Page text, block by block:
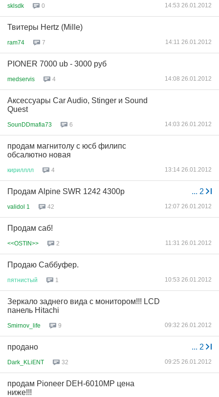
sklsdk 0 14:53 26.01.2012
Твитеры Hertz (Mille)
ram74 7 14:11 26.01.2012
PIONER 7000 ub - 3000 руб
medservis 4 14:08 26.01.2012
Аксессуары Car Audio, Stinger и Sound
Quest
SounDDmafia73 6 14:03 26.01.2012
продам магнитолу с юсб филипс
обсалютно новая
кирилллл 4 13:14 26.01.2012
... 2
Продам Alpine SWR 1242 4300р
validol 1 42 12:07 26.01.2012
Продам саб!
<<OSTIN>> 2 11:31 26.01.2012
Продаю Саббуфер.
пятнистый 1 10:53 26.01.2012
Зеркало заднего вида с монитором!!! LCD
панель Hitachi
Smirnov_life 9 09:32 26.01.2012
... 2
продано
Dark_KLiENT 32 09:25 26.01.2012
продам Pioneer DEH-6010MP цена
ниже!!!